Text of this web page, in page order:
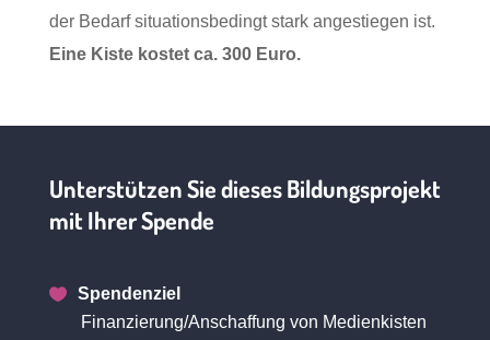
der Bedarf situationsbedingt stark angestiegen ist.
Eine Kiste kostet ca. 300 Euro.
Unterstützen Sie dieses Bildungsprojekt
mit Ihrer Spende
Spendenziel
Finanzierung/Anschaffung von Medienkisten